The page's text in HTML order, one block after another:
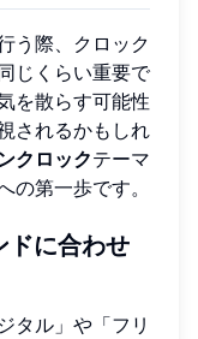
う際、クロック
じくらい重要で
を散らす可能性
されるかもしれ
クロックテーマ
の第一歩です。
ドに合わせ
タル」や「フリ